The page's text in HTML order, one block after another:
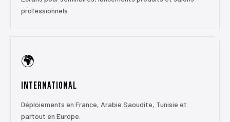
professionnels.
🌍
International
Déploiements en France, Arabie Saoudite, Tunisie et
partout en Europe.